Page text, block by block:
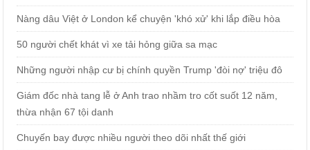
Nàng dâu Việt ở London kể chuyện 'khó xử' khi lắp điều hòa
50 người chết khát vì xe tải hỏng giữa sa mạc
Những người nhập cư bị chính quyền Trump 'đòi nợ' triệu đô
Giám đốc nhà tang lễ ở Anh trao nhầm tro cốt suốt 12 năm,
thừa nhận 67 tội danh
Chuyến bay được nhiều người theo dõi nhất thế giới